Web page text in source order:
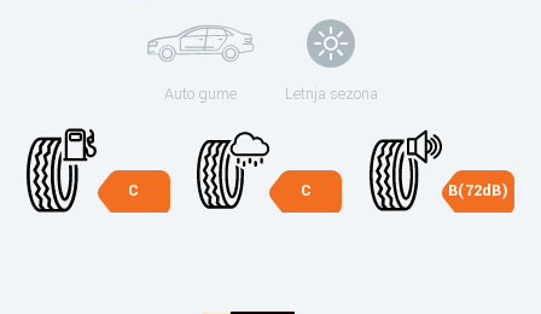
Auto gume Letnja sezona
C C B(72dB)